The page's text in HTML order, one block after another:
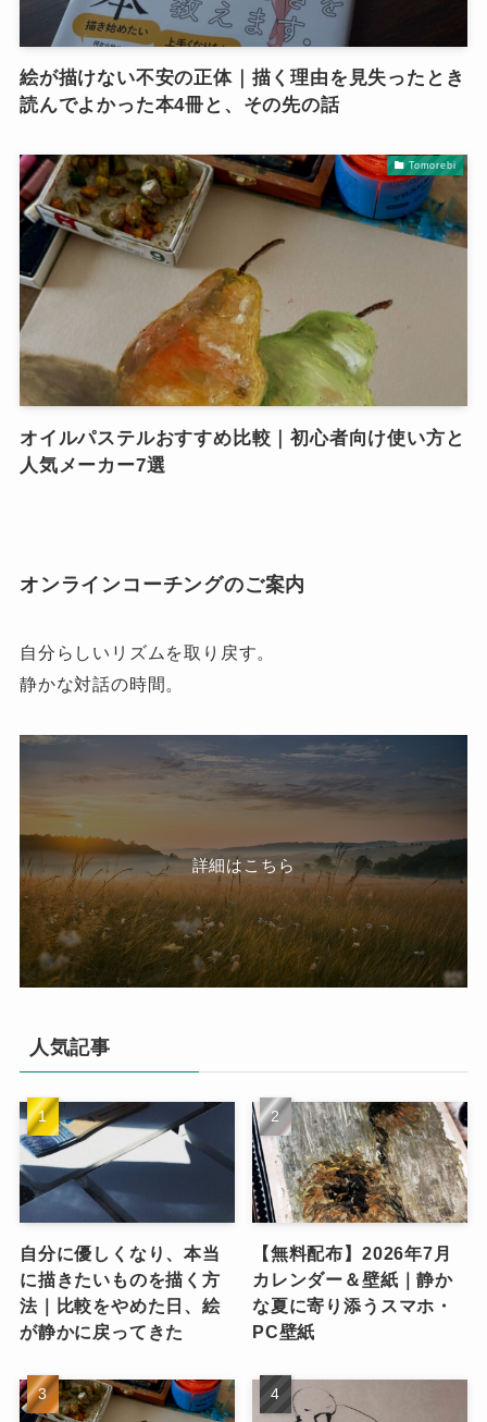
絵が描けない不安の正体｜描く理由を見失ったとき
読んでよかった本4冊と、その先の話
Tomorebi
オイルパステルおすすめ比較｜初心者向け使い方と
人気メーカー7選
オンラインコーチングのご案内
自分らしいリズムを取り戻す。
静かな対話の時間。
詳細はこちら
人気記事
自分に優しくなり、本当
に描きたいものを描く方
法｜比較をやめた日、絵
が静かに戻ってきた
【無料配布】2026年7月
カレンダー＆壁紙｜静か
な夏に寄り添うスマホ・
PC壁紙